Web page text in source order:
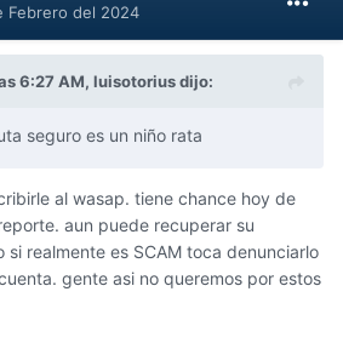
Febrero del 2024
6:27 AM, luisotoriusdijo:
seguro es un niño rata
al wasap. tiene chance hoy de
aun puede recuperar su
si realmente es SCAM toca denunciarlo
gente asi no queremos por estos